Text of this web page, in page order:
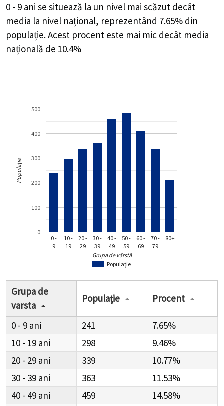
0 - 9 ani se situează la un nivel mai scăzut decât
media la nivel național, reprezentând 7.65% din
populație. Acest procent este mai mic decât media
națională de 10.4%
Populație
0 -
9
10 -
19
20 -
29
30 -
39
40 -
49
50 -
59
60 -
69
70 -
79
80+
0
100
200
300
400
500
Grupa de vârstă
Populație
Grupa de
varsta
Populație Procent
0 - 9 241
7.65%
10 - 19
298
9.46%
20 - 29
339
10.77%
30 - 39
363
11.53%
40 - 49
459
14.58%